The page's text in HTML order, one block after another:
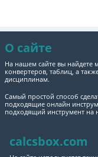
О сайте
На нашем сайте вы найдете
конвертеров, таблиц, а
дисциплинам.
Самый простой способ
подходящие онлайн
подходящий инструмент на
calcsbox.com